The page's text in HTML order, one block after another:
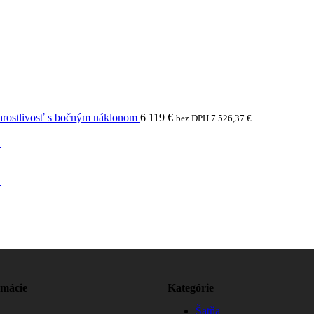
s bočným náklonom 6 119 € bez DPH 7 526,37 €
Kategórie
Šatňa